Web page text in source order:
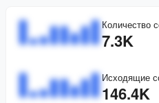
Количество
7.3K
Исходящие
146.4K